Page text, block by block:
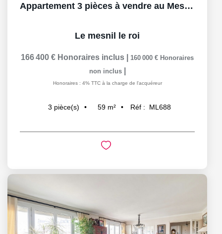
Appartement 3 pièces à vendre au Mesnil-le-Roi - Idéal...
Le mesnil le roi
166 400 € Honoraires inclus 160 000 € Honoraires
non inclus
Honoraires : 4% TTC à la charge de l'acquéreur
3 pièce(s) 59 m² Réf : ML688